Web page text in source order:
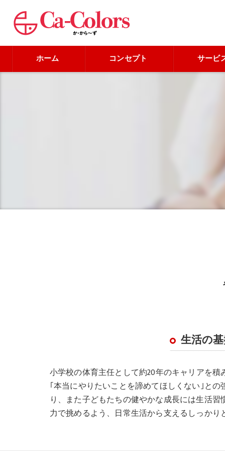
ホーム コンセプト サービ
生活の
小学校の体育主任として約20年のキャリアを
｢本当にやりたいことを諦めてほしくない｣と
り、また子どもたちの健やかな成長には生活
力で挑めるよう、日常生活から支えるしっか